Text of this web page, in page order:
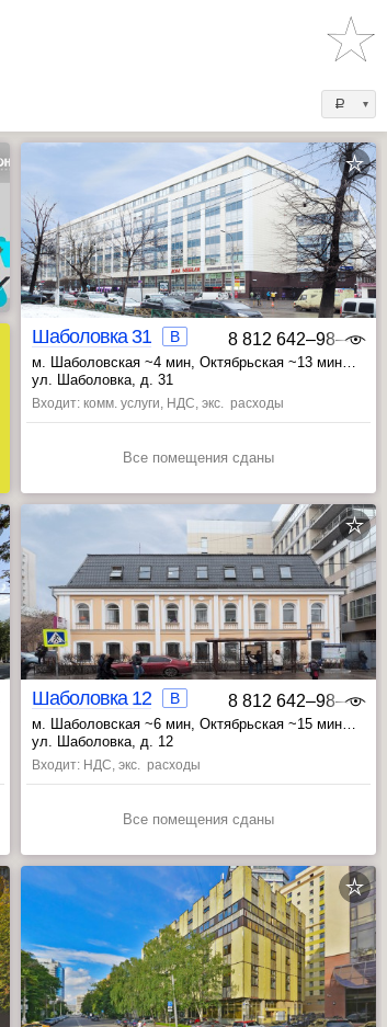
a
Шаболовка 31 B 8 812 642‒98‒46
м. Шаболовская ~4 мин, Октябрьская ~13 мин
, Серпуховская ~17 мин
ул. Шаболовка, д. 31
Входит: комм. услуги, НДС, экс. расходы
Все помещения сданы
Шаболовка 12 B 8 812 642‒98‒46
м. Шаболовская ~6 мин, Октябрьская ~15 мин
, Добрынинская ~18 мин
ул. Шаболовка, д. 12
Входит: НДС, экс. расходы
Все помещения сданы